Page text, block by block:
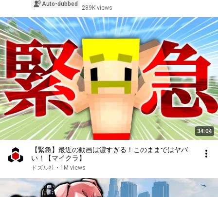
Auto-dubbed
289K views
34:04
【緊急】最近の動画は濃すぎる！このままではヤバ
い！【マイクラ】
ドズル社 • 1M views